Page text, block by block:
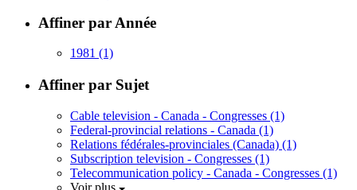
Affiner par Année
1981 (1)
Affiner par Sujet
Cable television - Canada - Congresses (1)
Federal-provincial relations - Canada (1)
Relations fédérales-provinciales (Canada) (1)
Subscription television - Congresses (1)
Telecommunication policy - Canada - Congresses (1)